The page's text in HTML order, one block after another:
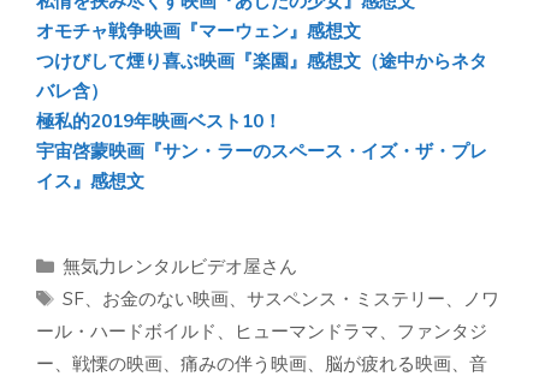
オモチャ戦争映画『マーウェン』感想文
つけびして煙り喜ぶ映画『楽園』感想文（途中からネタ
バレ含）
極私的2019年映画ベスト10！
宇宙啓蒙映画『サン・ラーのスペース・イズ・ザ・プレ
イス』感想文
カ
テ
リ
ー
無気力レンタルビデオ屋さん
タ
グ
SF、 お金のない映画、 サスペンス・ミステリー、
ノワ
ール・ハードボイルド 、 ヒューマンドラマ、 ファンタジ
ー、 戦慄の映画、 痛みの伴う映画、 脳が疲れる映画、 音